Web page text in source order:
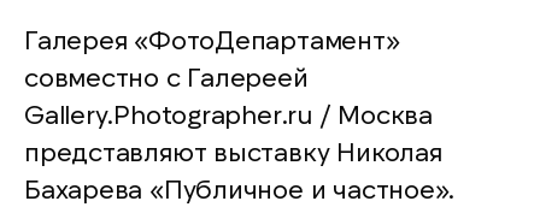
Галерея «ФотоДепартамент»
совместно с Галереей
Gallery.Photographer.ru / Москва
представляют выставку Николая
Бахарева «Публичное и частное».